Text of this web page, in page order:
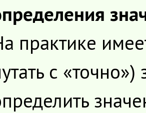
практике
с